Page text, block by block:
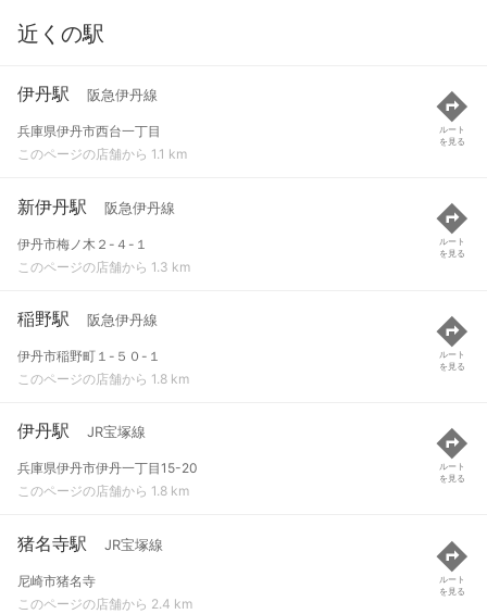
近くの駅
伊丹駅 阪急伊丹線
兵庫県伊丹市西台一丁目
このページの店舗から 1.1 km
ルート
を見る
新伊丹駅 阪急伊丹線
伊丹市梅ノ木２-４-１
このページの店舗から 1.3 km
ルート
を見る
稲野駅 阪急伊丹線
伊丹市稲野町１-５０-１
このページの店舗から 1.8 km
ルート
を見る
伊丹駅 JR宝塚線
兵庫県伊丹市伊丹一丁目15-20
このページの店舗から 1.8 km
ルート
を見る
猪名寺駅 JR宝塚線
尼崎市猪名寺
このページの店舗から 2.4 km
ルート
を見る